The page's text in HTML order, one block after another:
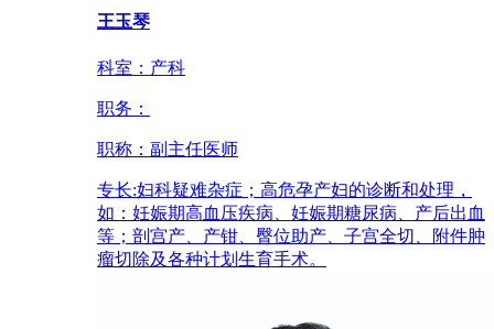
王玉琴
科室： 产科
职务：
职称： 副主任医师
专长:妇科疑难杂症；高危孕产妇的诊断和处理，
如：妊娠期高血压疾病、妊娠期糖尿病、产后出血
等；剖宫产、产钳、臀位助产、子宫全切、附件肿
瘤切除及各种计划生育手术。